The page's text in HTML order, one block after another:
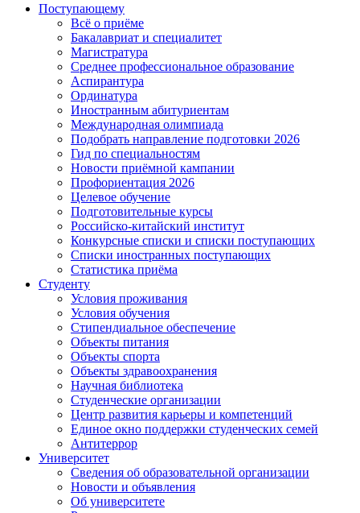
Поступающему
Всё о приёме
Бакалавриат и специалитет
Магистратура
Среднее профессиональное образование
Аспирантура
Ординатура
Иностранным абитуриентам
Международная олимпиада
Подобрать направление подготовки 2026
Гид по специальностям
Новости приёмной кампании
Профориентация 2026
Целевое обучение
Подготовительные курсы
Российско-китайский институт
Конкурсные списки и списки поступающих
Списки иностранных поступающих
Статистика приёма
Студенту
Условия проживания
Условия обучения
Стипендиальное обеспечение
Объекты питания
Объекты спорта
Объекты здравоохранения
Научная библиотека
Студенческие организации
Центр развития карьеры и компетенций
Единое окно поддержки студенческих семей
Антитеррор
Университет
Сведения об образовательной организации
Новости и объявления
Об университете